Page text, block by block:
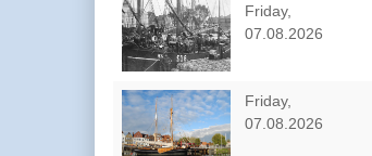
Friday,
07.08.2026
Friday,
07.08.2026